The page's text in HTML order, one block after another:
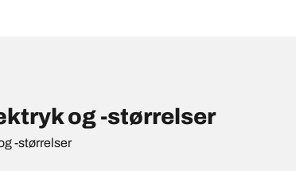
og -størrelser
-størrelser